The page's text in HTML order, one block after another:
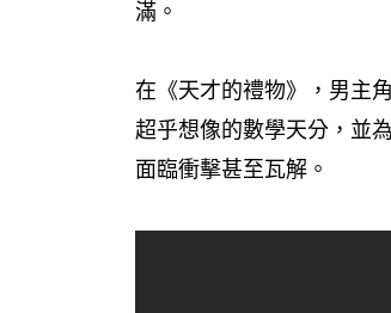
滿。
在《天才的禮物》，男主
超乎想像的數學天分，並
面臨衝擊甚至瓦解。